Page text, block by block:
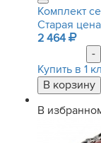
Комплект
Старая
2 464
-
Купить в 1
В